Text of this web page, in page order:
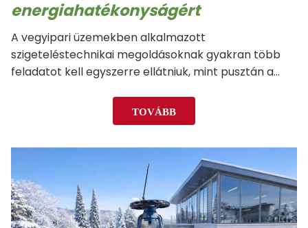
energiahatékonyságért
A vegyipari üzemekben alkalmazott
szigeteléstechnikai megoldásoknak gyakran több
feladatot kell egyszerre ellátniuk, mint pusztán a
szivattyúk és berendezések veszélyes vagy
agresszív vegyi közegeket szállítanak emelt
munkavállalók védelmében, az üzembiztonságban
és…
TOVÁBB